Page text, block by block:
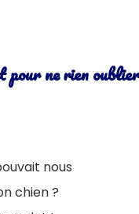
pour ne rien oublier
nous
chien ?